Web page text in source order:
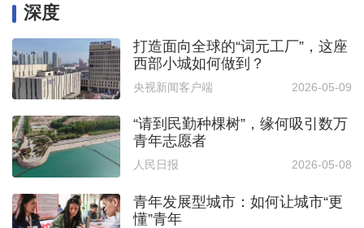
深度
打造面向全球的“词元工厂”，这座
西部小城如何做到？
央视新闻客户端 2026-05-09
“请到民勤种棵树”，缘何吸引数万
青年志愿者
人民日报 2026-05-08
青年发展型城市：如何让城市“更
懂”青年